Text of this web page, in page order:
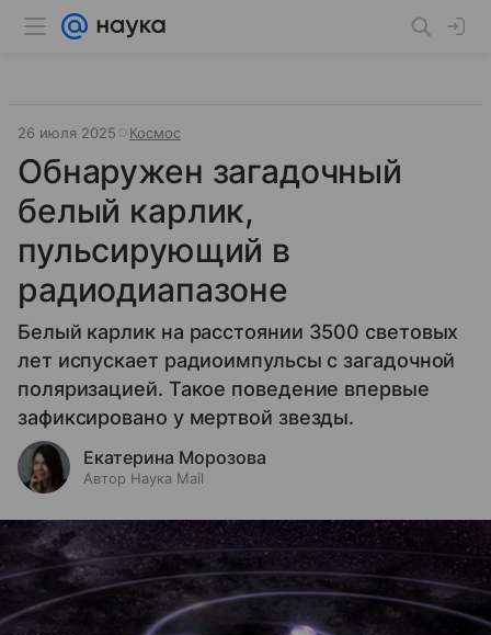
26 июля 2025 Космос
Обнаружен загадочный
белый карлик,
пульсирующий в
радиодиапазоне
Белый карлик на расстоянии 3500 световых
лет испускает радиоимпульсы с загадочной
поляризацией. Такое поведение впервые
зафиксировано у мертвой звезды.
Екатерина Морозова
Автор Наука Mail